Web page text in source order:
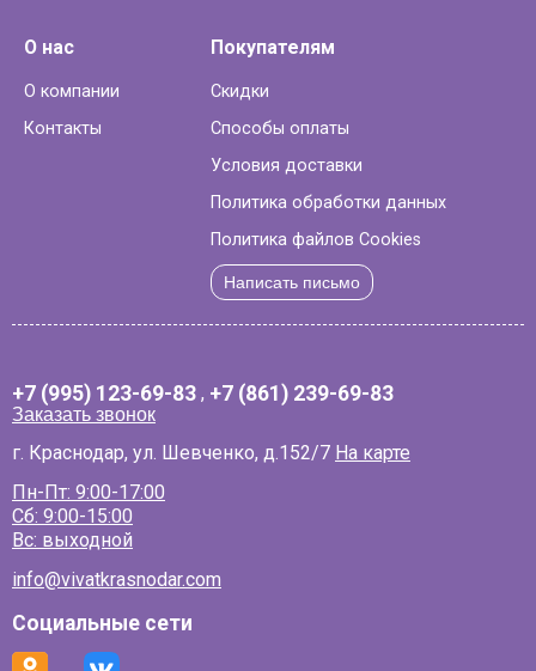
О нас
О компании
Контакты
Покупателям
Скидки
Способы оплаты
Условия доставки
Политика обработки данных
Политика файлов Cookies
Написать письмо
+7 (995) 123-69-83 , +7 (861) 239-69-83
Заказать звонок
г. Краснодар, ул. Шевченко, д.152/7 На карте
Пн-Пт: 9:00-17:00
Сб: 9:00-15:00
Вс: выходной
info@vivatkrasnodar.com
Социальные сети